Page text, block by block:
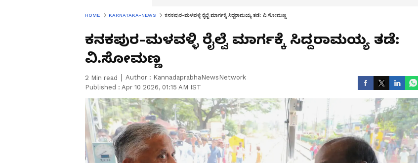
HOME KARNATAKA-NEWS ಕನಕಪುರ-ಮಳವಳ್ಳಿ ರೈಲ್ವೆ ಮಾರ್ಗಕ್ಕೆ ಸಿದ್ದರಾಮಯ್ಯ ತಡೆ: ವಿ.ಸೋಮಣ್ಣ
ಕನಕಪುರ-ಮಳವಳ್ಳಿ ರೈಲ್ವೆ ಮಾರ್ಗಕ್ಕೆ ಸಿದ್ದರಾಮಯ್ಯ ತಡೆ:
ವಿ.ಸೋಮಣ್ಣ
2 Min read Author : KannadaprabhaNewsNetwork
Published : Apr 10 2026, 01:15 AM IST